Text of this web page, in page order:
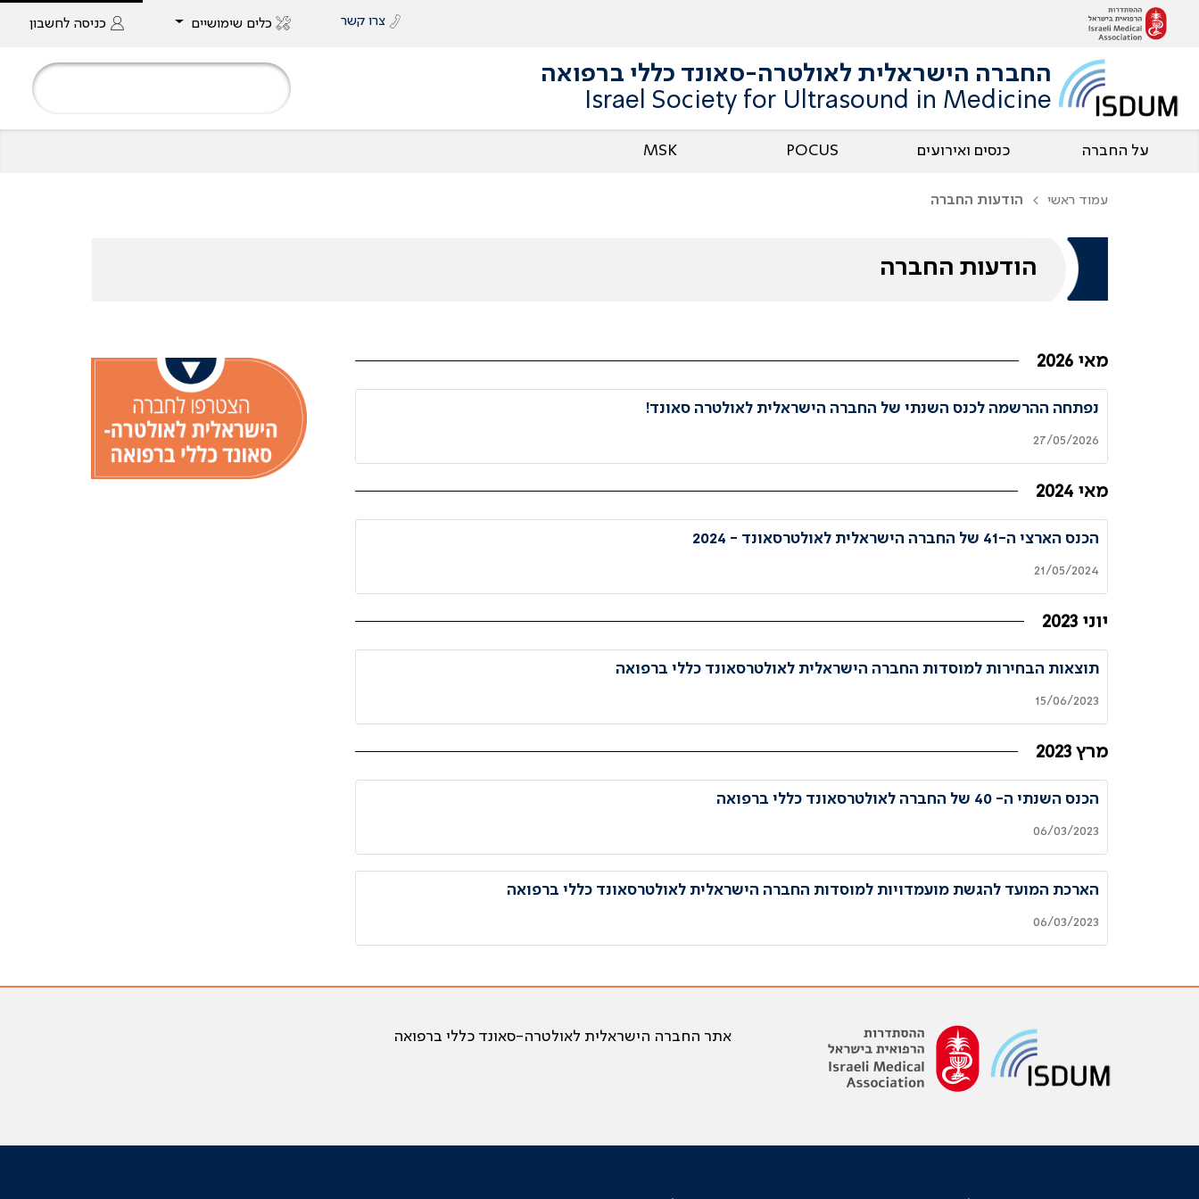
צרו קשר כלים שימושיים כניסה לחשבון
החברה הישראלית לאולטרה-סאונד כללי ברפואה
Israel Society for Ultrasound in Medicine
על החברה כנסים ואירועים POCUS
MSK
עמוד ראשי הודעות החברה
הודעות החברה
מאי 2026
נפתחה ההרשמה לכנס השנתי של החברה הישראלית לאולטרה סאונד!
27/05/2026
מאי 2024
הכנס הארצי ה-41 של החברה הישראלית לאולטרסאונד - 2024
21/05/2024
יוני 2023
תוצאות הבחירות למוסדות החברה הישראלית לאולטרסאונד כללי ברפואה
15/06/2023
מרץ 2023
הכנס השנתי ה- 40 של החברה לאולטרסאונד כללי ברפואה
06/03/2023
הארכת המועד להגשת מועמדויות למוסדות החברה הישראלית לאולטרסאונד כללי ברפואה
06/03/2023
אתר החברה הישראלית לאולטרה-סאונד כללי ברפואה